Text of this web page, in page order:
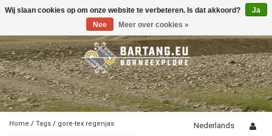
Toggle
Home / Tags / gore-tex regenjas Nederlands
Wij slaan cookies op om onze website te verbeteren. Is dat akkoord?
Ja
Nee
Meer over cookies »